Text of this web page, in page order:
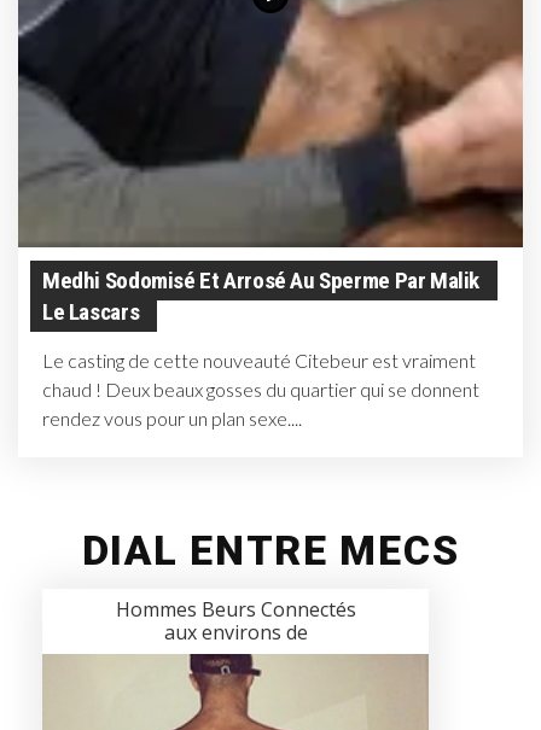
Medhi Sodomisé Et Arrosé Au Sperme Par Malik
Le Lascars
Le casting de cette nouveauté Citebeur est vraiment
chaud ! Deux beaux gosses du quartier qui se donnent
rendez vous pour un plan sexe....
DIAL ENTRE MECS